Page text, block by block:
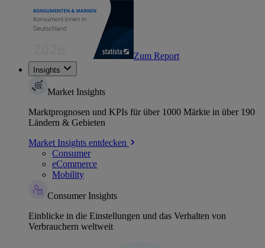
Zum Report
Insights
Market Insights
Marktprognosen und KPIs für über 1000 Märkte in über 190
Ländern & Gebieten
Market Insights entdecken
Consumer
eCommerce
Mobility
Consumer Insights
Einblicke in die Einstellungen und das Verhalten von
Verbrauchern weltweit